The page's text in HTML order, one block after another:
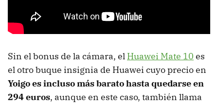
Sin el bonus de la cámara, el Huawei Mate 10 es
el otro buque insignia de Huawei cuyo precio en
Yoigo es incluso más barato hasta quedarse en
294 euros, aunque en este caso, también llama